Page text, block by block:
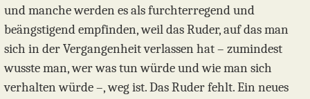
und manche werden es als furchterregend und
beängstigend empfinden, weil das Ruder, auf das man
sich in der Vergangenheit verlassen hat – zumindest
wusste man, wer was tun würde und wie man sich
verhalten würde –, weg ist. Das Ruder fehlt. Ein neues